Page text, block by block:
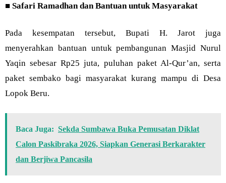
■ Safari Ramadhan dan Bantuan untuk Masyarakat
Pada kesempatan tersebut, Bupati H. Jarot juga
menyerahkan bantuan untuk pembangunan Masjid Nurul
Yaqin sebesar Rp25 juta, puluhan paket Al-Qur’an, serta
paket sembako bagi masyarakat kurang mampu di Desa
Lopok Beru.
Baca Juga: Sekda Sumbawa Buka Pemusatan Diklat
Calon Paskibraka 2026, Siapkan Generasi Berkarakter
dan Berjiwa Pancasila